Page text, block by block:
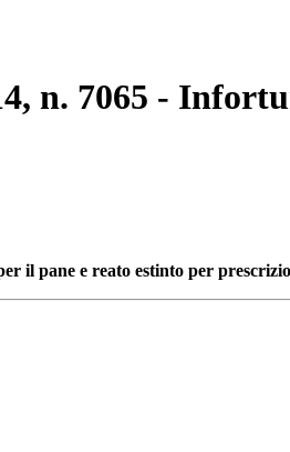
n. 7065 -
il pane e reato estinto per